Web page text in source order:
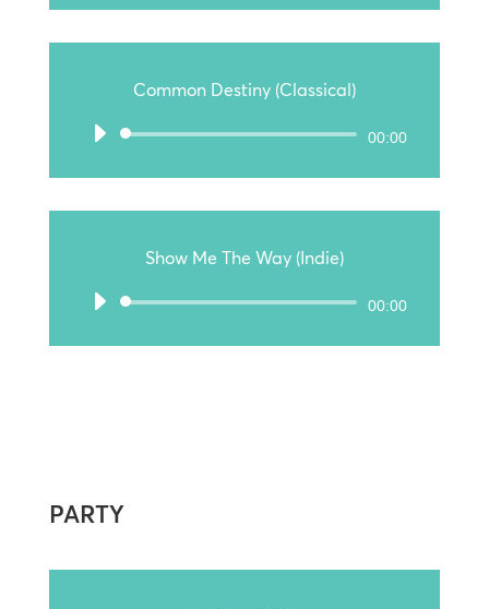
Common Destiny (Classical)
Audio-
00:00
Show Me The Way (Indie)
Audio-
00:00
PARTY